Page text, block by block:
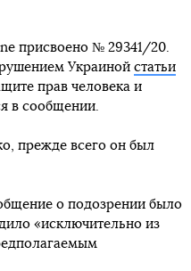
присвоено № 29341/20.
Украиной статьи
прав человека и
в сообщении.
прежде всего он был
о подозрении было
«исключительно из